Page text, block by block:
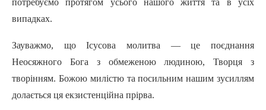
потребуємо протягом усього нашого життя та в ycix
випадках.
Зауважмо, що Ісусова молитва — це поєднання
Неосяжного Бога з обмеженою людиною, Творця з
творінням. Божою милістю та посильним нашим зусиллям
долається ця екзистенційна прірва.